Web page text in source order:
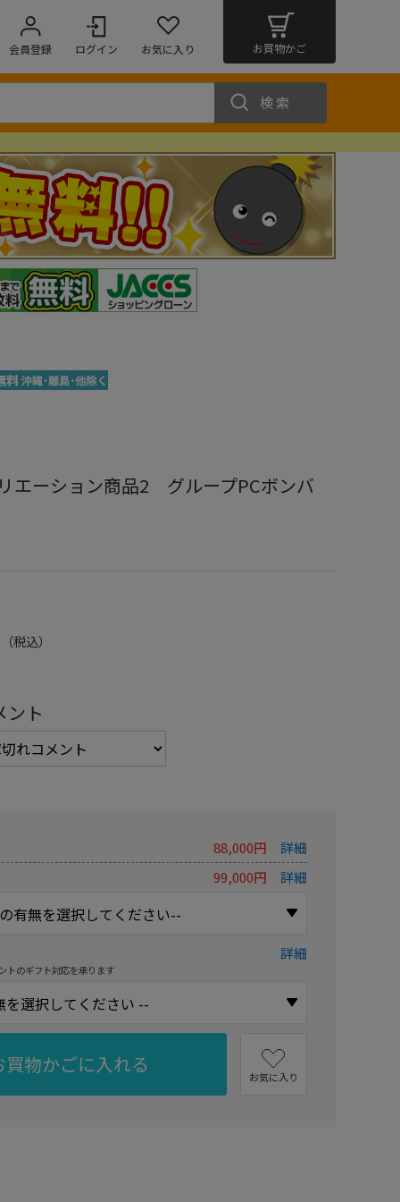
会員登録 ログイン お気に入り お買物かご
検索
エーション商品2 グループPCボンバ
（税込）
ント
88,000円
詳細
99,000円
詳細
トのギフト対応を承ります
詳細
買物かごに入れる お気に入り